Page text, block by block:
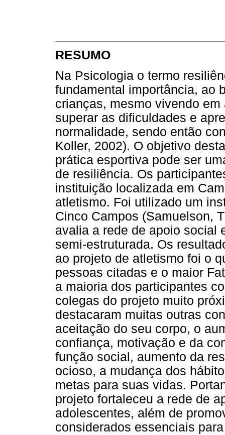
RESUMO
Na Psicologia o termo
fundamental importância, ao
crianças, mesmo vivendo
superar as dificuldades e
normalidade, sendo então
Koller, 2002). O objetivo
prática esportiva pode ser
de resiliência. Os
instituição localizada em
atletismo. Foi utilizado um
Cinco Campos (Samuelson,
avalia a rede de apoio social
semi-estruturada. Os
ao projeto de atletismo foi o
pessoas citadas e o maior
a maioria dos participantes
colegas do projeto muito
destacaram muitas outras
aceitação do seu corpo, o
confiança, motivação e da
função social, aumento da
ocioso, a mudança dos
metas para suas vidas.
projeto fortaleceu a rede de
adolescentes, além de
considerados essenciais